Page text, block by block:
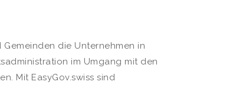
die Unternehmen in
im Umgang mit den
Mit EasyGov.swiss sind